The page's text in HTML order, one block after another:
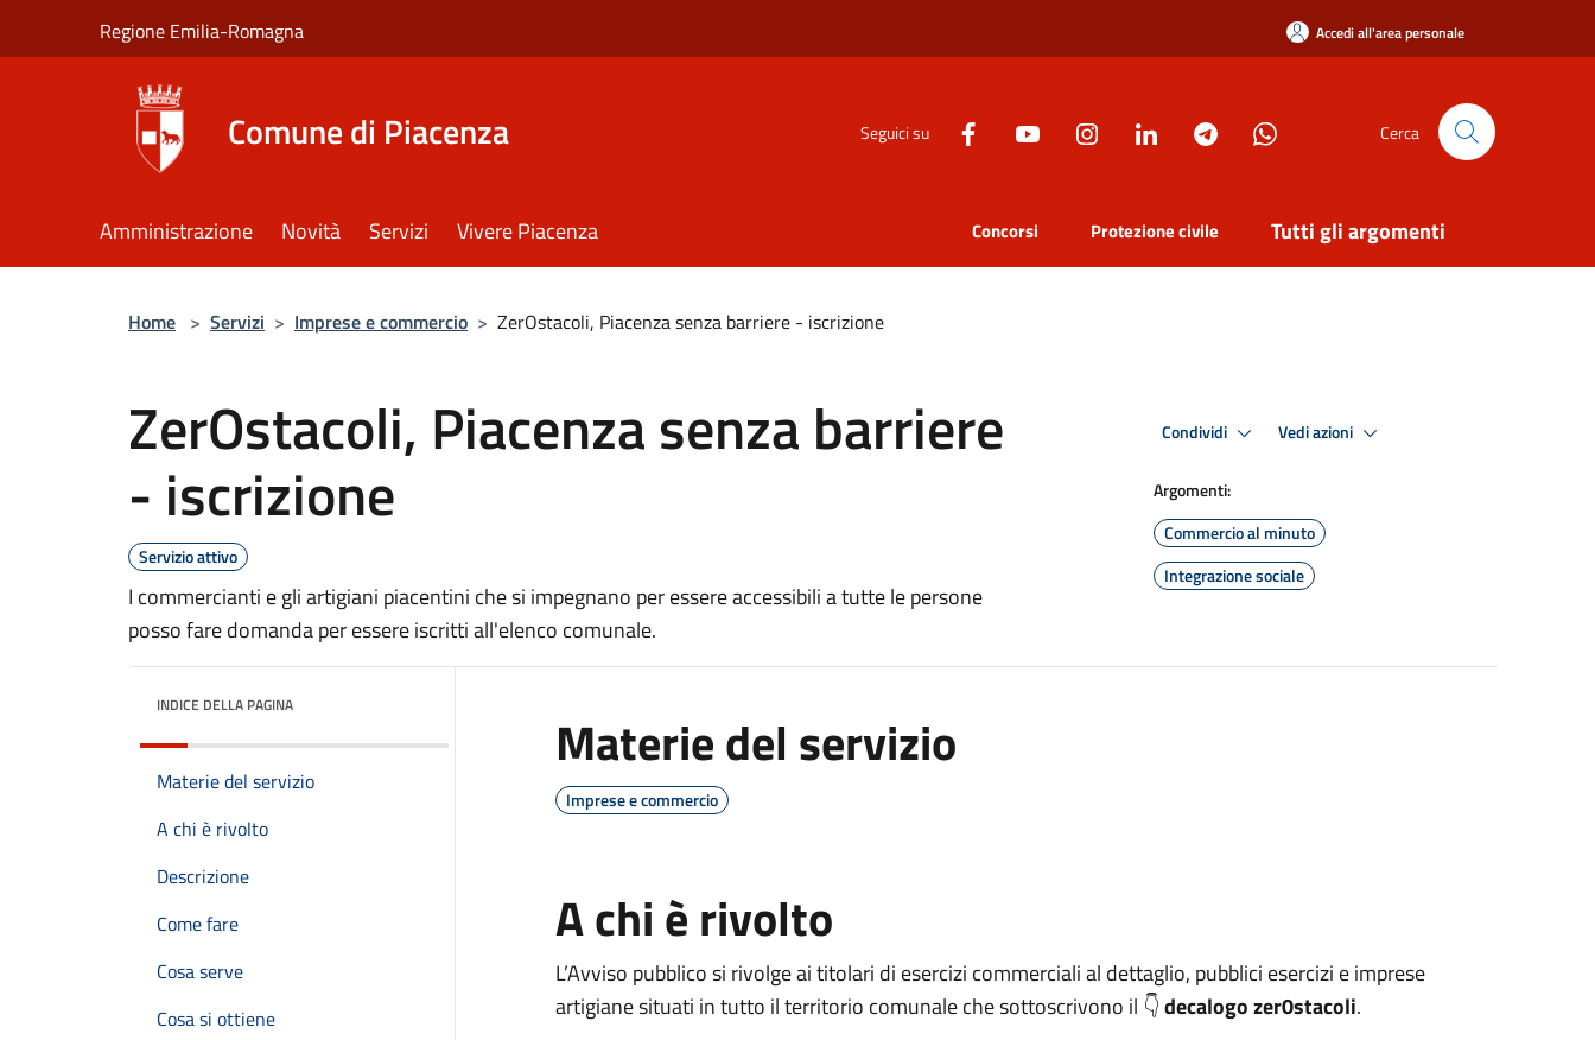
Regione Emilia-Romagna Accedi all'area personale
Comune di Piacenza Seguici su Cerca
Amministrazione Novità Servizi Vivere Piacenza Concorsi Protezione civile Tutti gli argomenti
Home > Servizi > Imprese e commercio > ZerOstacoli, Piacenza senza barriere - iscrizione
ZerOstacoli, Piacenza senza barriere
- iscrizione
Servizio attivo
I commercianti e gli artigiani piacentini che si impegnano per essere accessibili a tutte le persone
posso fare domanda per essere iscritti all'elenco comunale.
Condividi Vedi azioni
Argomenti:
Commercio al minuto
Integrazione sociale
INDICE DELLA PAGINA
Materie del servizio
A chi è rivolto
Descrizione
Come fare
Cosa serve
Cosa si ottiene
Materie del servizio
Imprese e commercio
A chi è rivolto
L’Avviso pubblico si rivolge ai titolari di esercizi commerciali al dettaglio, pubblici esercizi e imprese
artigiane situati in tutto il territorio comunale che sottoscrivono il 👇decalogo zer0stacoli.